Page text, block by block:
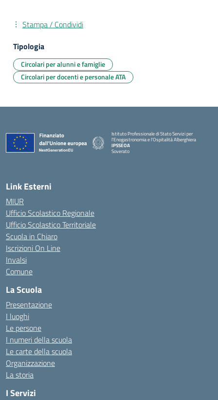
Stampa / Condividi
Tipologia
Circolari per alunni e famiglie
Circolari per docenti e personale ATA
Istituto Professionale di Stato Servizi per
l'Enogastronomia e l'Ospitalità Alberghiera
IPSSEOA
Soverato
Link Esterni
MIUR
Ufficio Scolastico Regionale
Ufficio Scolastico Territoriale
Scuola in Chiaro
Iscrizioni On Line
Invalsi
Comune
La Scuola
Presentazione
I luoghi
Le persone
I numeri della scuola
Le carte della scuola
Organizzazione
La storia
I Servizi